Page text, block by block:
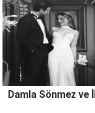
Damla Sönmez ve